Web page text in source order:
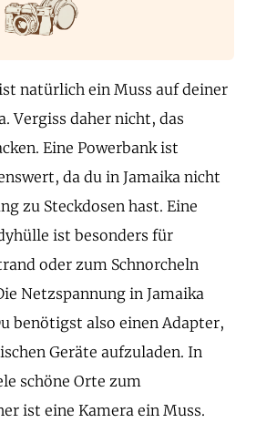
natürlich ein Muss auf deiner
Vergiss daher nicht, das
Eine Powerbank ist
da du in Jamaika nicht
zu Steckdosen hast. Eine
ist besonders für
oder zum Schnorcheln
Netzspannung in Jamaika
benötigst also einen Adapter,
Geräte aufzuladen. In
schöne Orte zum
ist eine Kamera ein Muss.